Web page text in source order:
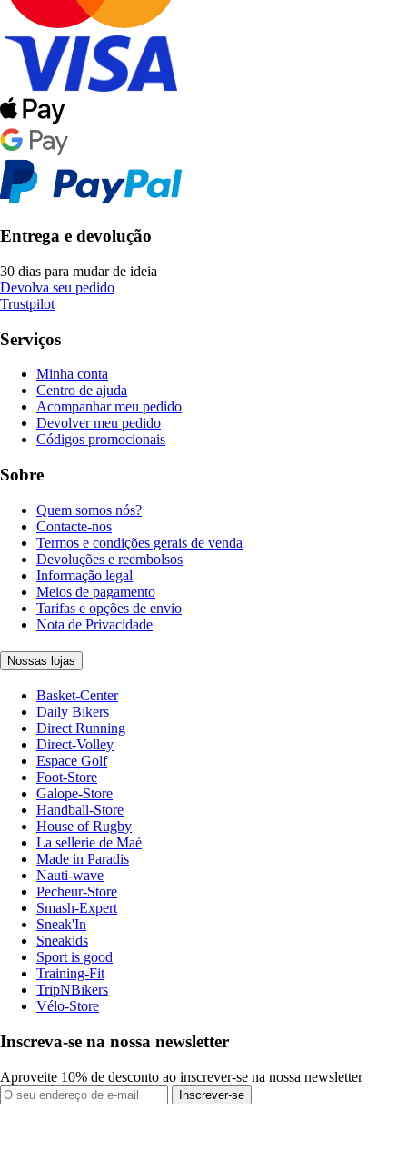
Entrega e devolução
30 dias para mudar de ideia
Devolva seu pedido
Trustpilot
Serviços
Minha conta
Centro de ajuda
Acompanhar meu pedido
Devolver meu pedido
Códigos promocionais
Sobre
Quem somos nós?
Contacte-nos
Termos e condições gerais de venda
Devoluções e reembolsos
Informação legal
Meios de pagamento
Tarifas e opções de envio
Nota de Privacidade
Nossas lojas
Basket-Center
Daily Bikers
Direct Running
Direct-Volley
Espace Golf
Foot-Store
Galope-Store
Handball-Store
House of Rugby
La sellerie de Maé
Made in Paradis
Nauti-wave
Pecheur-Store
Smash-Expert
Sneak'In
Sneakids
Sport is good
Training-Fit
TripNBikers
Vélo-Store
Inscreva-se na nossa newsletter
Aproveite 10% de desconto ao inscrever-se na nossa newsletter
Inscrever-se